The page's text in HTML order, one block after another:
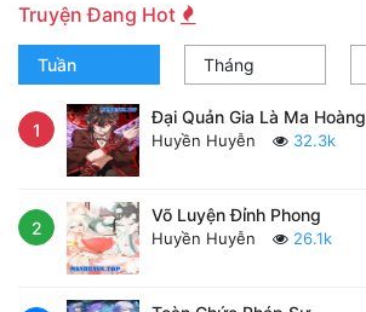
Truyện Đang Hot
Tuần Tháng
1
Đại Quản Gia Là Ma Hoàng
Huyền Huyễn 32.3k
2
Võ Luyện Đỉnh Phong
Huyền Huyễn 26.1k